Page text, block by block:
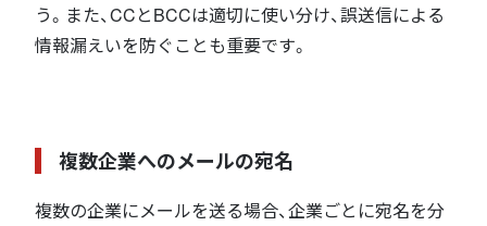
う。また、CCとBCCは適切に使い分け、誤送信による
情報漏えいを防ぐことも重要です。
複数企業へのメールの宛名
複数の企業にメールを送る場合、企業ごとに宛名を分